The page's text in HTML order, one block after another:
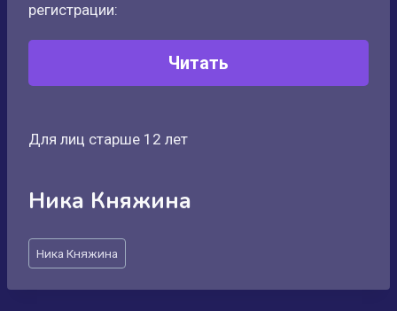
регистрации:
Читать
Для лиц старше 12 лет
Ника Княжина
Метки
записи:
Ника Княжина